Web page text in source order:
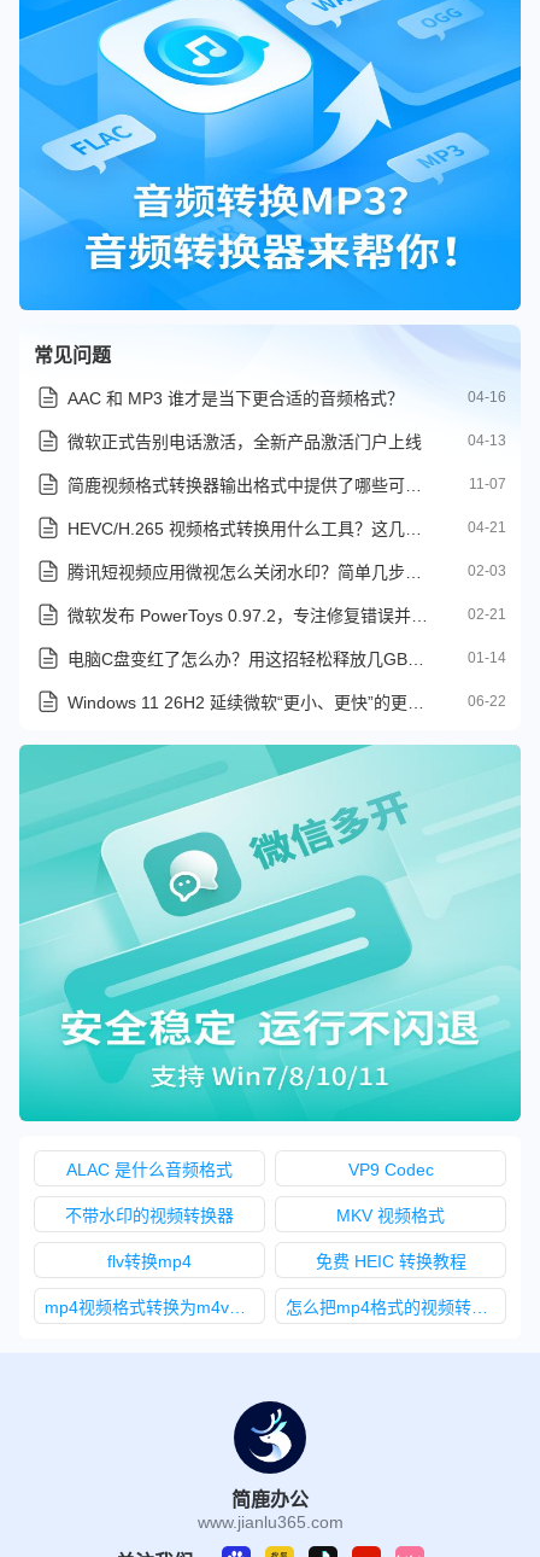
常见问题
AAC 和 MP3 谁才是当下更合适的音频格式？ 04-16
微软正式告别电话激活，全新产品激活门户上线 04-13
11-07
04-21
02-03
02-21
01-14
06-22
ALAC 是什么音频格式 VP9 Codec
不带水印的视频转换器 MKV 视频格式
flv转换mp4 免费 HEIC 转换教程
简鹿办公
www.jianlu365.com